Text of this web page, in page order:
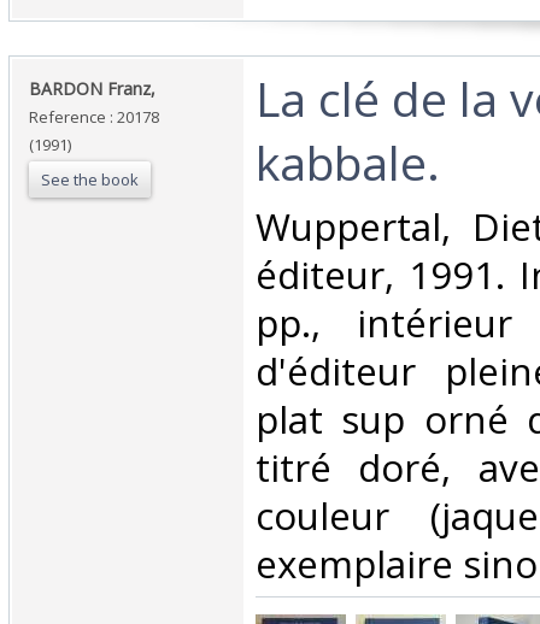
‎BARDON Franz,‎
Reference : 20178
(1991)
See the book
‎La clé de la
kabbale.‎
‎Wuppertal,
éditeur, 1991.
pp., intérieur
d'éditeur
plat sup orné
titré doré,
couleur
exemplaire